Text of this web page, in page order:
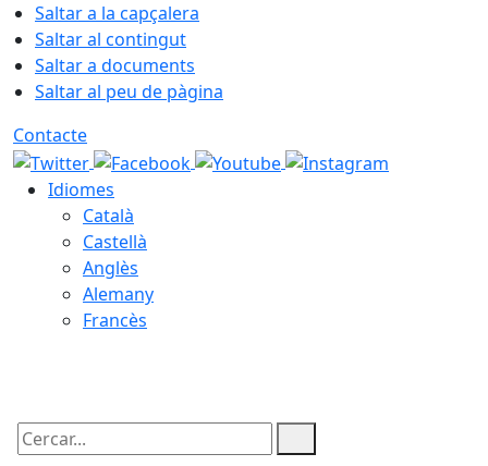
Saltar a la capçalera
Saltar al contingut
Saltar a documents
Saltar al peu de pàgina
Contacte
Idiomes
Català
Castellà
Anglès
Alemany
Francès
Cercar: